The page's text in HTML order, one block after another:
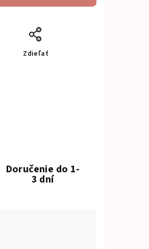
Zdieľať
Doručenie do 1-
3 dní